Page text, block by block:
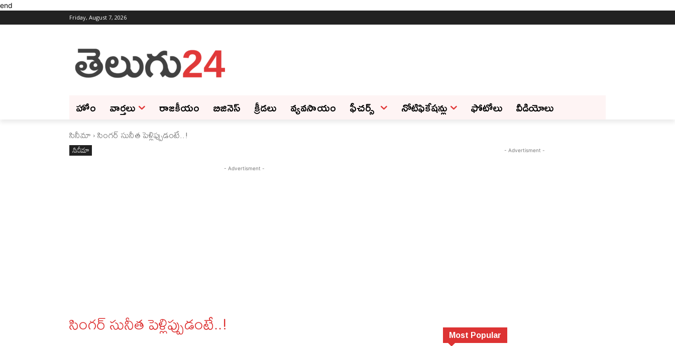
end
Friday, August 7, 2026
హోం వార్తలు రాజకీయం బిజినెస్‌ క్రీడలు వ్యవసాయం ఫీచ‌ర్స్ ‌ నోటిఫికేషన్లు ఫోటోలు వీడియోలు
సినీమా సింగర్‌ సునీత పెళ్లిప్పుడంటే..!
సినీమా
- Advertisment -
సింగర్‌ సునీత పెళ్లిప్పుడంటే..!
- Advertisment -
Most Popular